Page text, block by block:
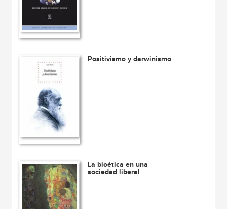
Positivismo y darwinismo
La bioética en una
sociedad liberal